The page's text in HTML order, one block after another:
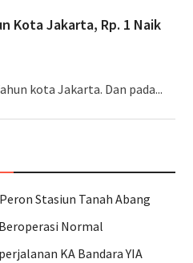
Kota Jakarta, Rp. 1 Naik
kota Jakarta. Dan pada...
Stasiun Tanah Abang
Normal
KA Bandara YIA